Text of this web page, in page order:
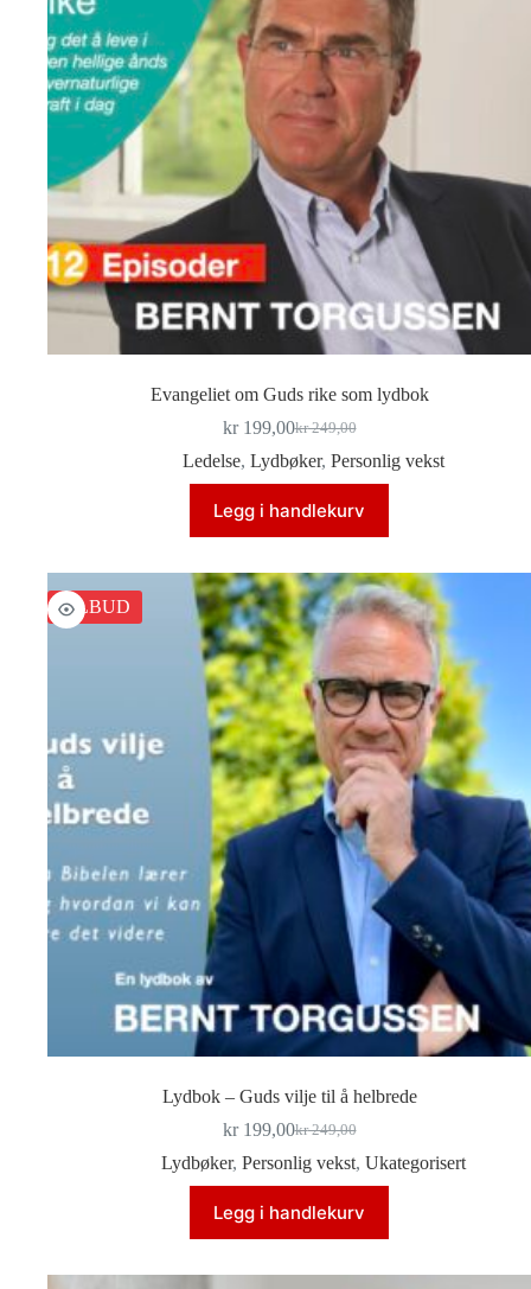
Evangeliet om Guds rike som lydbok
kr249,00
Opprinnelig
pris
var:
kr 249,00.
kr199,00Nåværende
pris
er:
kr 199,00.
Ledelse, Lydbøker, Personlig vekst
Legg i handlekurv
TILBUD
Lydbok – Guds vilje til å helbrede
kr249,00
Opprinnelig
pris
var:
kr 249,00.
kr199,00Nåværende
pris
er:
kr 199,00.
Lydbøker, Personlig vekst, Ukategorisert
Legg i handlekurv